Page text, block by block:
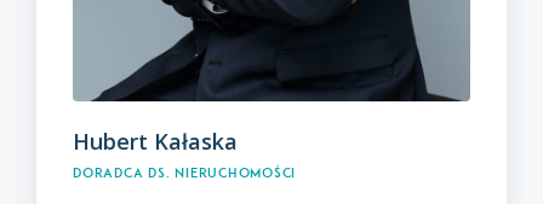
Hubert Kałaska
Doradca ds. nieruchomości